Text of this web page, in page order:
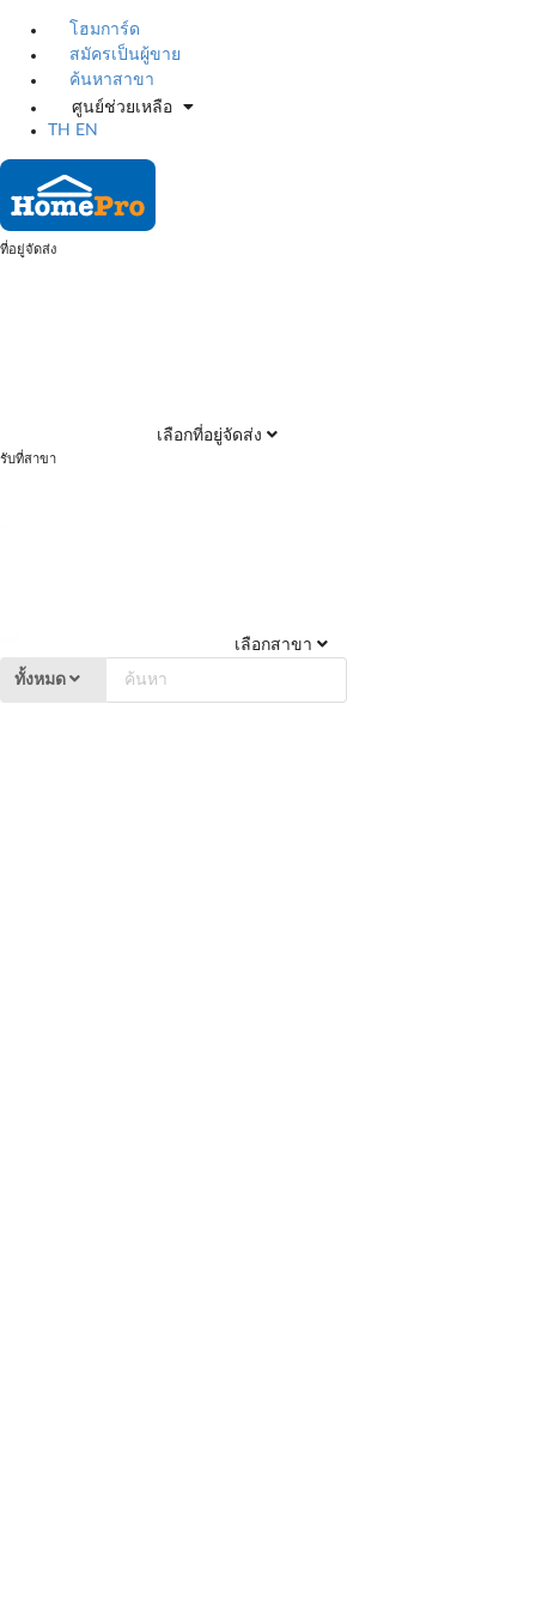
โฮมการ์ด
สมัครเป็นผู้ขาย
ค้นหาสาขา
ศูนย์ช่วยเหลือ
TH
EN
ที่อยู่จัดส่ง
เลือกที่อยู่จัดส่ง
รับที่สาขา
เลือกสาขา
ทั้งหมด